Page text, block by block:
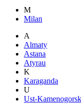
M
Milan
A
Almaty
Astana
Atyrau
K
Karaganda
U
Ust-Kamenogorsk